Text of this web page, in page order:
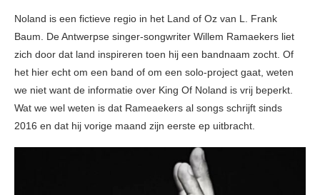
Noland is een fictieve regio in het Land of Oz van L. Frank
Baum. De Antwerpse singer-songwriter Willem Ramaekers liet
zich door dat land inspireren toen hij een bandnaam zocht. Of
het hier echt om een band of om een solo-project gaat, weten
we niet want de informatie over King Of Noland is vrij beperkt.
Wat we wel weten is dat Rameaekers al songs schrijft sinds
2016 en dat hij vorige maand zijn eerste ep uitbracht.